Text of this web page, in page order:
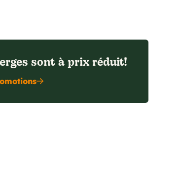
sont à prix réduit!